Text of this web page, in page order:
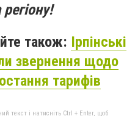
також: Ірпінські
звернення щодо
тарифів
текст і натисніть Ctrl + Enter, щоб